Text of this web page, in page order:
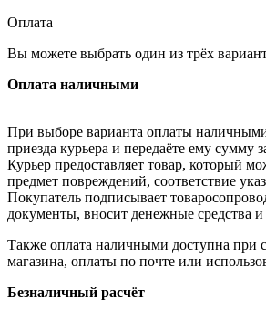
Оплата
Вы можете выбрать один из трёх
Оплата наличными
При выборе варианта оплаты
приезда курьера и передаёте ему сумму
Курьер предоставляет товар, который
предмет повреждений, соответствие
Покупатель подписывает
документы, вносит денежные средства и
Также оплата наличными доступна при
магазина, оплаты по почте или
Безналичный расчёт